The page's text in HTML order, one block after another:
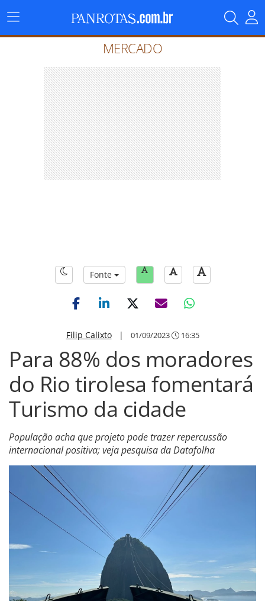
Menu
Principal
MERCADO
Fonte
Filip Calixto| 01/09/2023 16:35
Para 88% dos moradores
do Rio tirolesa fomentará
Turismo da cidade
População acha que projeto pode trazer repercussão
internacional positiva; veja pesquisa da Datafolha